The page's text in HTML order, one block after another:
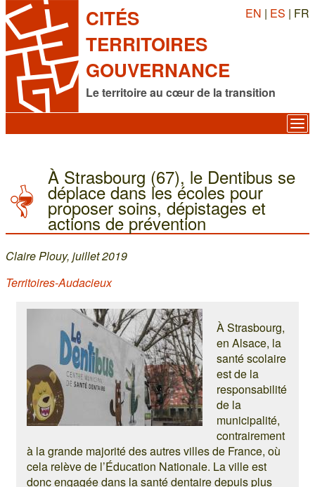
CITÉS
TERRITOIRES
GOUVERNANCE
Le territoire au cœur de la transition
EN | ES | FR
À Strasbourg (67), le Dentibus se
déplace dans les écoles pour
proposer soins, dépistages et
actions de prévention
Claire Plouy, juillet 2019
Territoires-Audacieux
À Strasbourg,
en Alsace, la
santé scolaire
est de la
responsabilité
de la
municipalité,
contrairement
à la grande majorité des autres villes de France, où
cela relève de l’Éducation Nationale. La ville est
donc engagée dans la santé dentaire depuis plus